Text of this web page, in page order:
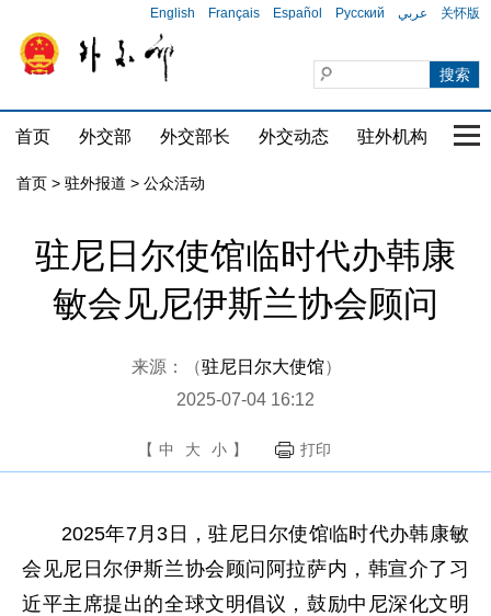
English Français Español Русский عربي 关怀版
首页 外交部 外交部长 外交动态 驻外机构 国
首页 > 驻外报道 > 公众活动
驻尼日尔使馆临时代办韩康
敏会见尼伊斯兰协会顾问
来源：（驻尼日尔大使馆）
2025-07-04 16:12
【 中 大 小 】 打印
2025年7月3日，驻尼日尔使馆临时代办韩康敏
会见尼日尔伊斯兰协会顾问阿拉萨内，韩宣介了习
近平主席提出的全球文明倡议，鼓励中尼深化文明